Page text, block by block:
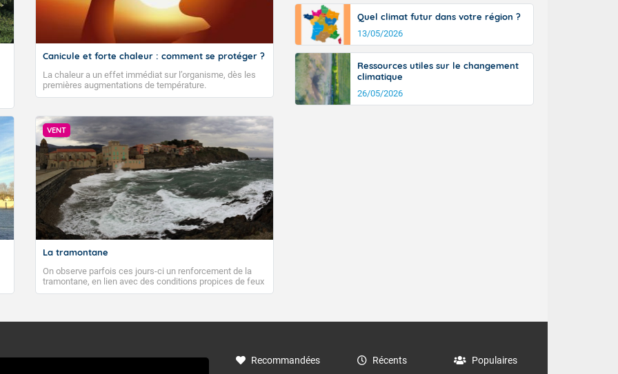
Canicule et forte chaleur : comment se protéger ?
La chaleur a un effet immédiat sur l’organisme, dès les
premières augmentations de température.
VENT
La tramontane
On observe parfois ces jours-ci un renforcement de la
tramontane, en lien avec des conditions propices de feux
de forêt. Mais qu'est-ce que la tramontane ? Quelles sont
à nord-ouest, dans un secteur qui part du Roussillon à la
monts, en allusion aux régions montagneuses d’où
Quel climat futur dans votre région ?
13/05/2026
Ressources utiles sur le changement
climatique
26/05/2026
Recommandées Récents Populaires